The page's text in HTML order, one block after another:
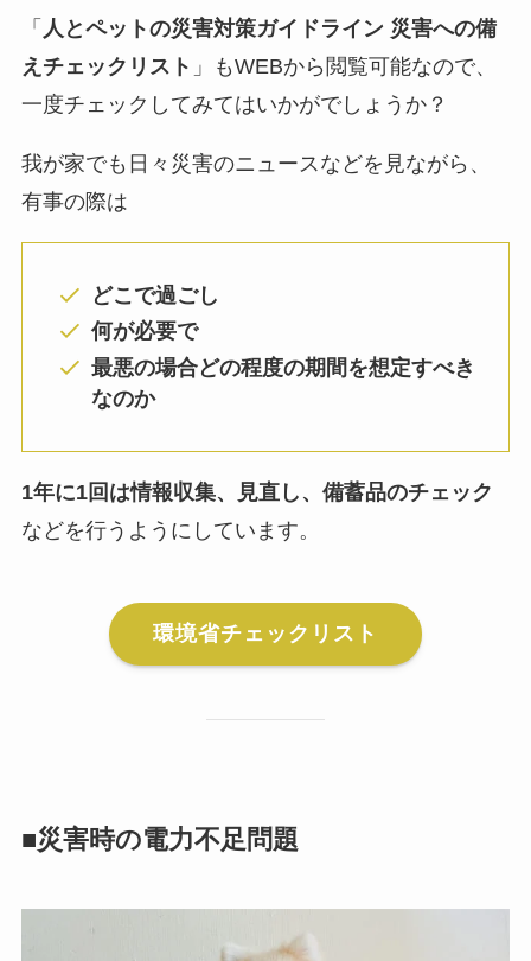
「 人とペットの災害対策ガイドライン 災害への備
えチェックリスト 」
もWEBから閲覧可能なので、
一度チェックしてみてはいかがでしょうか？
我が家でも日々災害のニュースなどを見ながら、
有事の際は
どこで過ごし
何が必要で
最悪の場合どの程度の期間を想定すべき
なのか
1年に1回は情報収集、見直し、備蓄品のチェック
などを行うようにしています。
環境省チェックリスト
■災害時の電力不足問題